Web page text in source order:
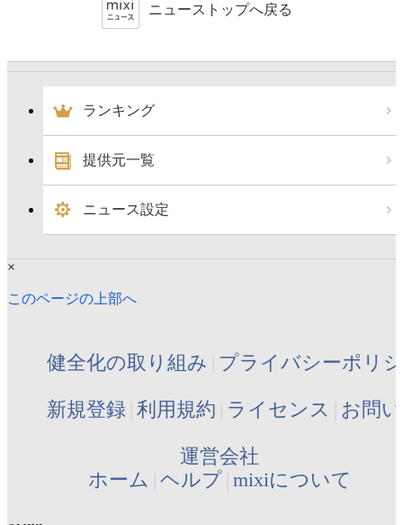
ニューストップへ戻る
ランキング
提供元一覧
ニュース設定
×
このページの上部へ
健全化の取り組み プライバシーポリ
新規登録 利用規約 ライセンス お問
運営会社
ホーム ヘルプ mixiについて